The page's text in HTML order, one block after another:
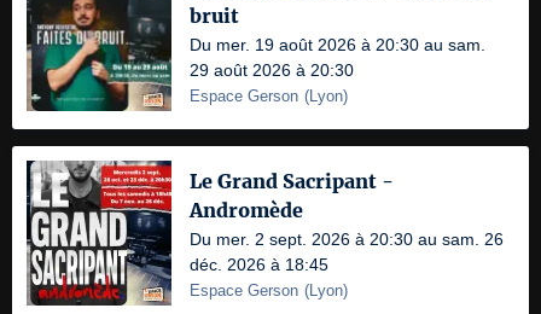
bruit
Du mer. 19 août 2026 à 20:30 au sam.
29 août 2026 à 20:30
Espace Gerson (Lyon)
Le Grand Sacripant -
Andromède
Du mer. 2 sept. 2026 à 20:30 au sam. 26
déc. 2026 à 18:45
Espace Gerson (Lyon)